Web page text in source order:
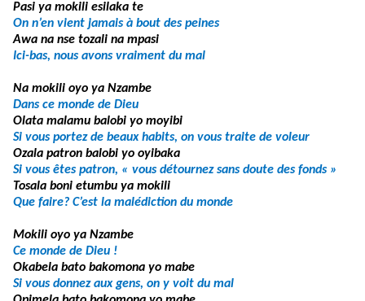
Pasi ya mokili esilaka te
On n’en vient jamais à bout des peines
Awa na nse tozali na mpasi
Ici-bas, nous avons vraiment du mal
Na mokili oyo ya Nzambe
Dans ce monde de Dieu
Olata malamu balobi yo moyibi
Si vous portez de beaux habits, on vous traite de voleur
Ozala patron balobi yo oyibaka
Si vous êtes patron, « vous détournez sans doute des fonds »
Tosala boni etumbu ya mokili
Que faire? C’est la malédiction du monde
Mokili oyo ya Nzambe
Ce monde de Dieu !
Okabela bato bakomona yo mabe
Si vous donnez aux gens, on y voit du mal